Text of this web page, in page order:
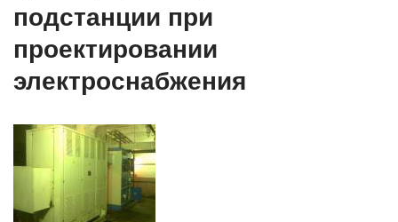
подстанции при
проектировании
электроснабжения